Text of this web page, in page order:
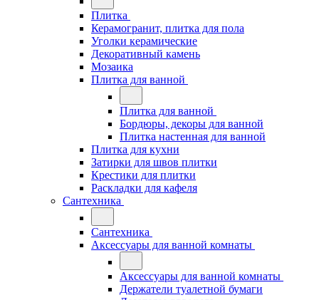
Плитка
Керамогранит, плитка для пола
Уголки керамические
Декоративный камень
Мозаика
Плитка для ванной
Плитка для ванной
Бордюры, декоры для ванной
Плитка настенная для ванной
Плитка для кухни
Затирки для швов плитки
Крестики для плитки
Раскладки для кафеля
Сантехника
Сантехника
Аксессуары для ванной комнаты
Аксессуары для ванной комнаты
Держатели туалетной бумаги